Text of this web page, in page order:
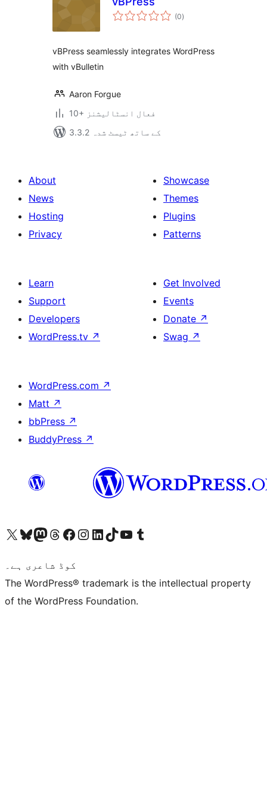
(0مجموعی
درجہ
)
vBPress seamlessly integrates WordPress
with vBulletin
Aaron Forgue
10+ فعال انسٹالیشنز
3.3.2 کے ساتھ ٹیسٹ شدہ
About
News
Hosting
Privacy
Showcase
Themes
Plugins
Patterns
Learn
Support
Developers
WordPress.tv ↗
Get Involved
Events
Donate ↗
Swag ↗
WordPress.com ↗
Matt ↗
bbPress ↗
BuddyPress ↗
Visit our X (formerly Twitter) account
ہمارے بلیواسکائی اکاؤنٹ پر جائیں
Visit our Mastodon account
ہمارے ٹھریڈز اکاؤنٹ پر جائیں
Visit our Facebook page
Visit our Instagram account
Visit our LinkedIn account
ہمارے ٹک ٹاک اکاؤنٹ پر جائیں
Visit our YouTube channel
ہمارے ٹمبلر اکاؤنٹ پر جائیں
کوڈ شاعری ہے۔
The WordPress® trademark is the intellectual property
of the WordPress Foundation.